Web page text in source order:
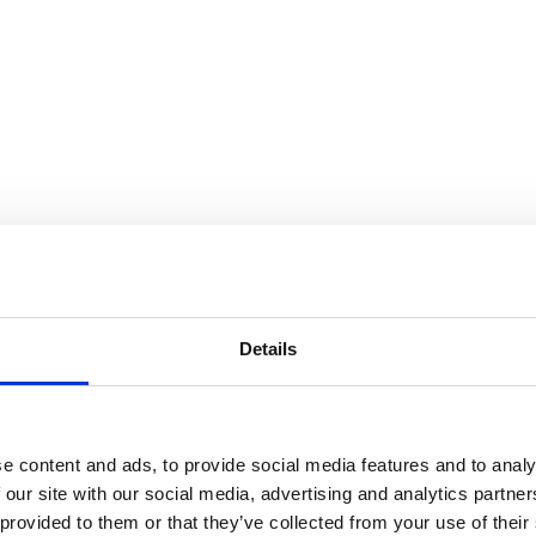
Details
content and ads, to provide social media features and to
site with our social media, advertising and analytics
to them or that they’ve collected from your use of